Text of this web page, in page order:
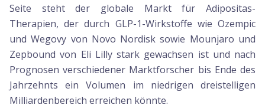
Seite steht der globale Markt für Adipositas-
Therapien, der durch GLP-1-Wirkstoffe wie Ozempic
und Wegovy von Novo Nordisk sowie Mounjaro und
Zepbound von Eli Lilly stark gewachsen ist und nach
Prognosen verschiedener Marktforscher bis Ende des
Jahrzehnts ein Volumen im niedrigen dreistelligen
Milliardenbereich erreichen könnte.